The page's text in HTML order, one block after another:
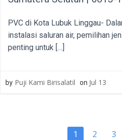
PVC di Kota Lubuk Linggau-
instalasi saluran air, pemilihan
penting untuk […]
by Puji Kami Birisalatil on Jul 13
Page
1 Page
2 3